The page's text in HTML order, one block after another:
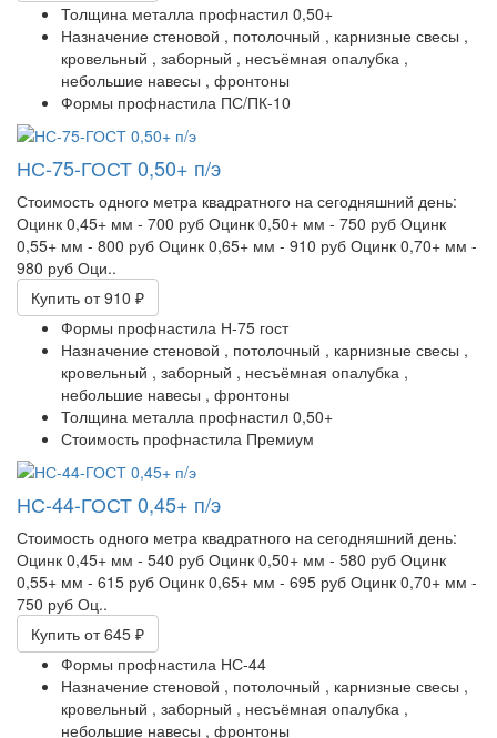
Толщина металла профнастил 0,50+
Назначение стеновой , потолочный , карнизные свесы ,
кровельный , заборный , несъёмная опалубка ,
небольшие навесы , фронтоны
Формы профнастила ПС/ПК-10
НС-75-ГОСТ 0,50+ п/э
Стоимость одного метра квадратного на сегодняшний день:
Оцинк 0,45+ мм - 700 руб Оцинк 0,50+ мм - 750 руб Оцинк
0,55+ мм - 800 руб Оцинк 0,65+ мм - 910 руб Оцинк 0,70+ мм -
980 руб Оци..
Купить от 910 ₽
Формы профнастила Н-75 гост
Назначение стеновой , потолочный , карнизные свесы ,
кровельный , заборный , несъёмная опалубка ,
небольшие навесы , фронтоны
Толщина металла профнастил 0,50+
Стоимость профнастила Премиум
НС-44-ГОСТ 0,45+ п/э
Стоимость одного метра квадратного на сегодняшний день:​
Оцинк 0,45+ мм - 540 руб Оцинк 0,50+ мм - 580 руб Оцинк
0,55+ мм - 615 руб Оцинк 0,65+ мм - 695 руб Оцинк 0,70+ мм -
750 руб Оц..
Купить от 645 ₽
Формы профнастила НС-44
Назначение стеновой , потолочный , карнизные свесы ,
кровельный , заборный , несъёмная опалубка ,
небольшие навесы , фронтоны